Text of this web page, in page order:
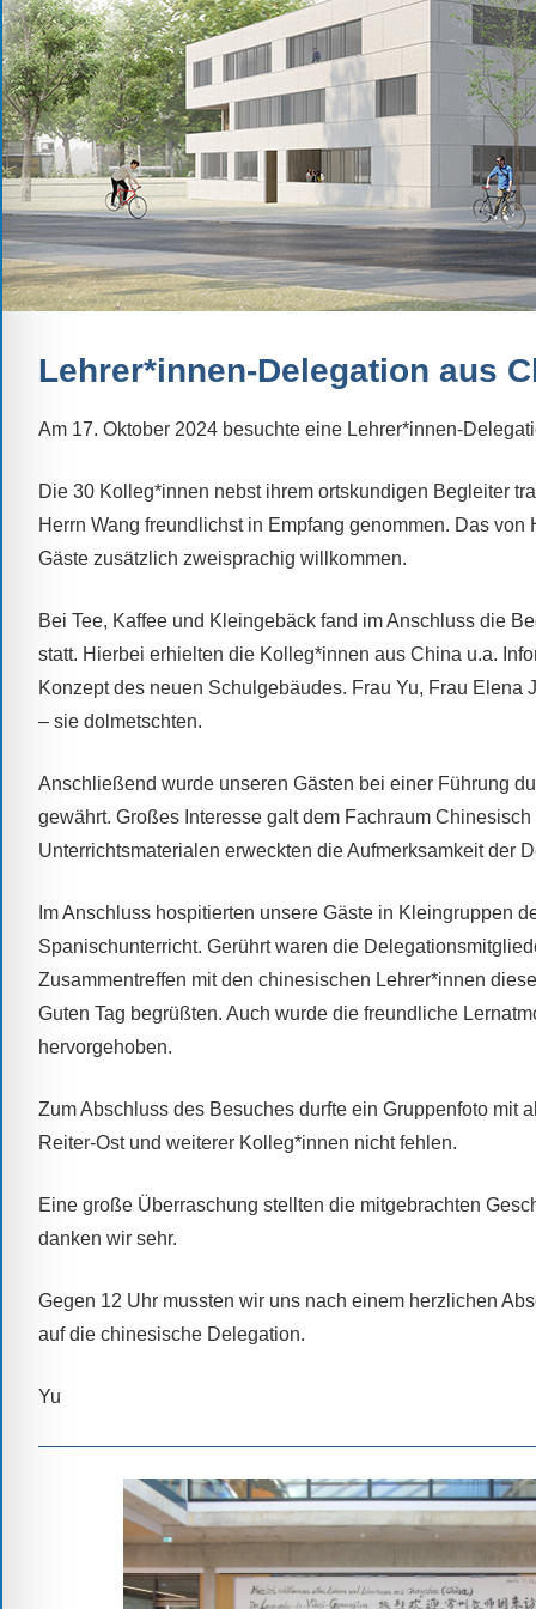
Schule.
Ob
Kontaktdaten,
Informationen
zur
Zusammensetzung
der
Schülerschaft
oder
zur
der
–
versuchen
auf
alle
Antworten
zu
bieten.
Daneben
es
viele
Beiträge
den
Schule.
Ob
Mathematik-
oder
Musik-
oder
Exkursion
oder
–
Lehrer*innen-Delegation aus
Am 17. Oktober 2024 besuchte eine Lehrer*innen-
Die 30 Kolleg*innen nebst ihrem ortskundigen Begleiter
Herrn Wang freundlichst in Empfang genommen. Das
Gäste zusätzlich zweisprachig willkommen.
Bei Tee, Kaffee und Kleingebäck fand im Anschluss die
statt. Hierbei erhielten die Kolleg*innen aus China u.a.
Konzept des neuen Schulgebäudes. Frau Yu, Frau
– sie dolmetschten.
Anschließend wurde unseren Gästen bei einer Führung
gewährt. Großes Interesse galt dem Fachraum
Unterrichtsmaterialen erweckten die Aufmerksamkeit der
Im Anschluss hospitierten unsere Gäste in Kleingruppen
Spanischunterricht. Gerührt waren die
Zusammentreffen mit den chinesischen Lehrer*innen
Guten Tag begrüßten. Auch wurde die freundliche
hervorgehoben.
Zum Abschluss des Besuches durfte ein Gruppenfoto mit
Reiter-Ost und weiterer Kolleg*innen nicht fehlen.
Eine große Überraschung stellten die mitgebrachten
danken wir sehr.
Gegen 12 Uhr mussten wir uns nach einem herzlichen
auf die chinesische Delegation.
Yu